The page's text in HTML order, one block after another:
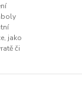
jako
či